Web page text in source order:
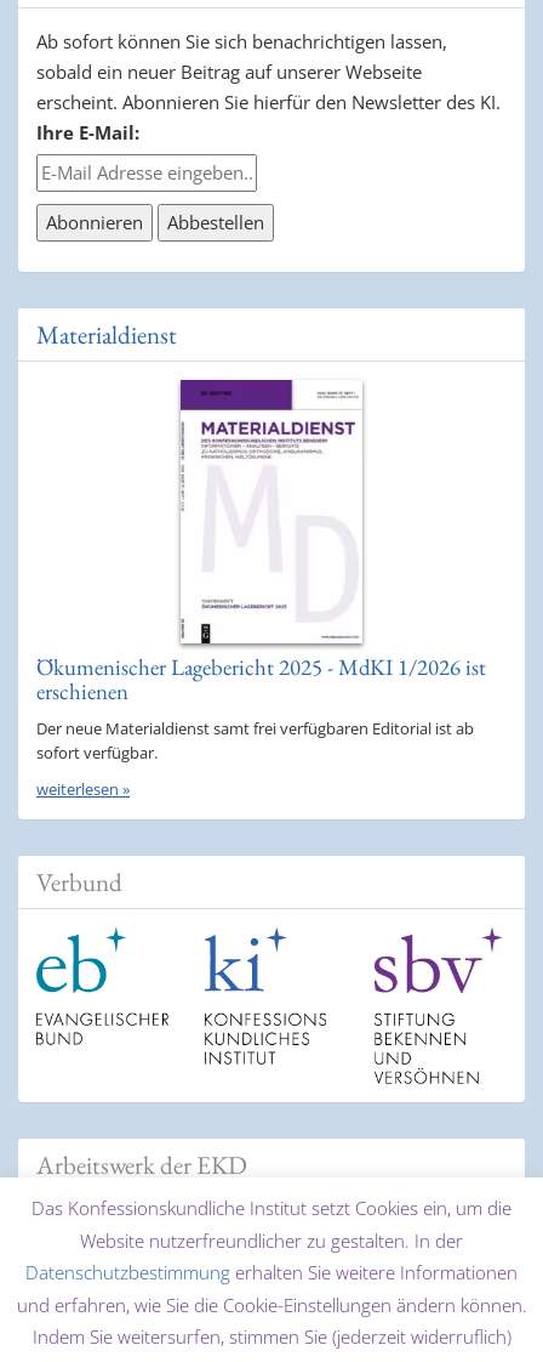
Ab sofort können Sie sich benachrichtigen lassen,
sobald ein neuer Beitrag auf unserer Webseite
erscheint. Abonnieren Sie hierfür den Newsletter des KI.
Ihre E-Mail:
Materialdienst
Ökumenischer Lagebericht 2025 - MdKI 1/2026 ist
erschienen
Der neue Materialdienst samt frei verfügbaren Editorial ist ab
sofort verfügbar.
weiterlesen »
Verbund
Arbeitswerk der EKD
Das Konfessionskundliche Institut setzt Cookies ein, um die
Website nutzerfreundlicher zu gestalten. In der
Datenschutzbestimmung erhalten Sie weitere Informationen
und erfahren, wie Sie die Cookie-Einstellungen ändern können.
Indem Sie weitersurfen, stimmen Sie (jederzeit widerruflich)